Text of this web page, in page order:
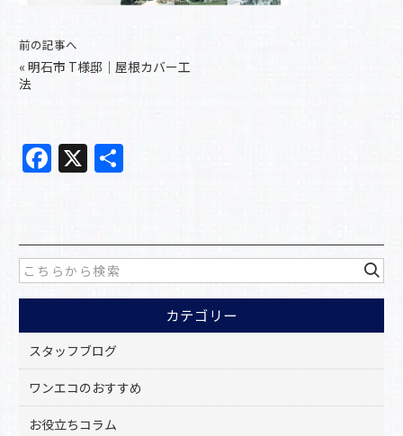
前の記事へ
« 明石市 T様邸｜屋根カバー工
法
F
a
e
b
o
o
k
X
カテゴリー
スタッフブログ
ワンエコのおすすめ
お役立ちコラム